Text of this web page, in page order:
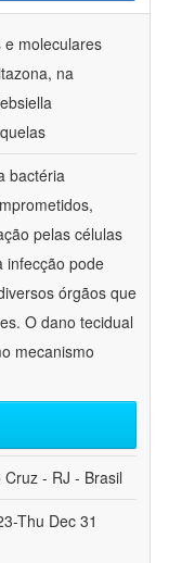
e moleculares
na
bactéria
pelas células
infecção pode
órgãos que
O dano tecidual
mecanismo
- RJ - Brasil
Thu Dec 31